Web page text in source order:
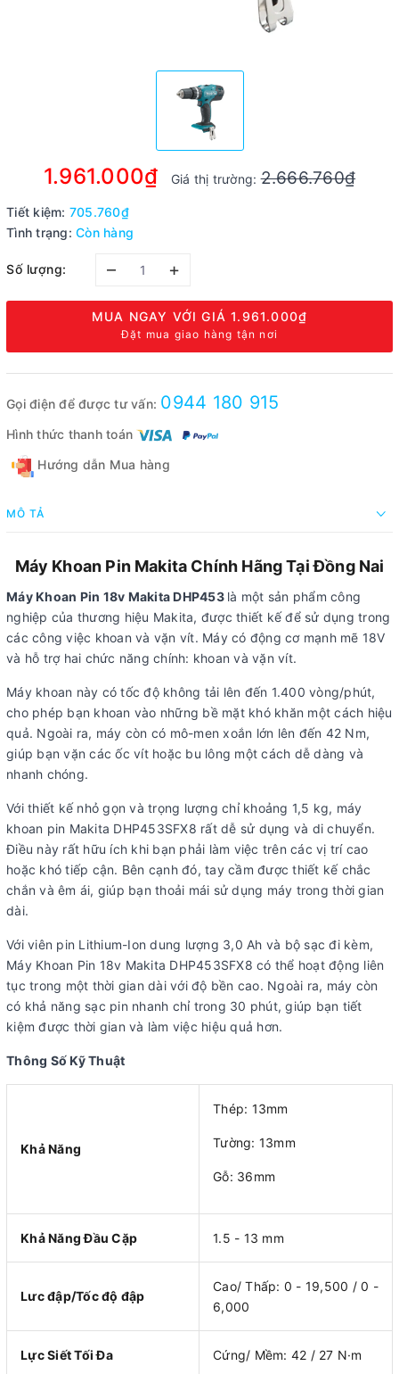
1.961.000₫ Giá thị trường:2.666.760₫
Tiết kiệm: 705.760₫
Tình trạng: Còn hàng
Số lượng: – +
MUA NGAY VỚI GIÁ1.961.000₫
Đặt mua giao hàng tận nơi
Gọi điện để được tư vấn: 0944 180 915
Hình thức thanh toán
Hướng dẫn Mua hàng
MÔ TẢ
Máy Khoan Pin Makita Chính Hãng Tại Đồng Nai
Máy Khoan Pin 18v Makita DHP453 là một sản phẩm công
nghiệp của thương hiệu Makita, được thiết kế để sử dụng trong
các công việc khoan và vặn vít. Máy có động cơ mạnh mẽ 18V
và hỗ trợ hai chức năng chính: khoan và vặn vít.
Máy khoan này có tốc độ không tải lên đến 1.400 vòng/phút,
cho phép bạn khoan vào những bề mặt khó khăn một cách hiệu
quả. Ngoài ra, máy còn có mô-men xoắn lớn lên đến 42 Nm,
giúp bạn vặn các ốc vít hoặc bu lông một cách dễ dàng và
nhanh chóng.
Với thiết kế nhỏ gọn và trọng lượng chỉ khoảng 1,5 kg, máy
khoan pin Makita DHP453SFX8 rất dễ sử dụng và di chuyển.
Điều này rất hữu ích khi bạn phải làm việc trên các vị trí cao
hoặc khó tiếp cận. Bên cạnh đó, tay cầm được thiết kế chắc
chắn và êm ái, giúp bạn thoải mái sử dụng máy trong thời gian
dài.
Với viên pin Lithium-Ion dung lượng 3,0 Ah và bộ sạc đi kèm,
Máy Khoan Pin 18v Makita DHP453SFX8 có thể hoạt động liên
tục trong một thời gian dài với độ bền cao. Ngoài ra, máy còn
có khả năng sạc pin nhanh chỉ trong 30 phút, giúp bạn tiết
kiệm được thời gian và làm việc hiệu quả hơn.
Thông Số Kỹ Thuật
Khả Năng
Thép: 13mm
Tường: 13mm
Gỗ: 36mm
Khả Năng Đầu Cặp 1.5 - 13 mm
Lưc đập/Tốc độ đập
Cao/ Thấp: 0 - 19,500 / 0 -
6,000
Lực Siết Tối Đa Cứng/ Mềm: 42 / 27 N·m